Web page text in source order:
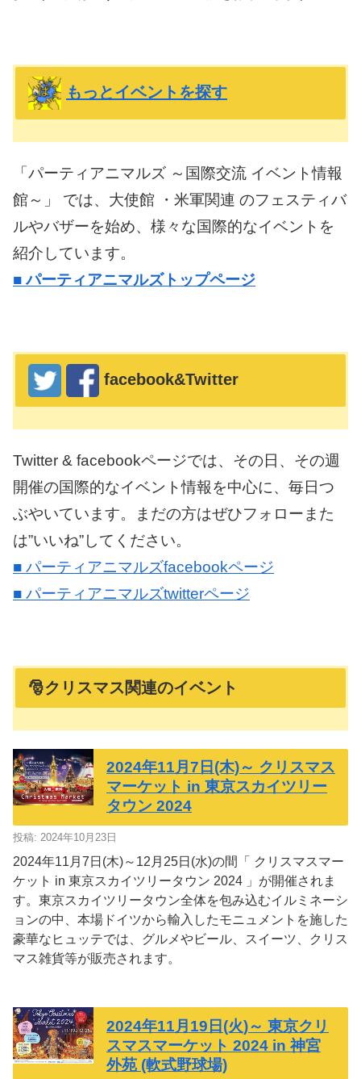
もっとイベントを探す
「パーティアニマルズ ～国際交流 イベント情報
館～」 では、大使館 ・米軍関連 のフェスティバ
ルやバザーを始め、様々な国際的なイベントを
紹介しています。
■パーティアニマルズトップページ
facebook&Twitter
Twitter & facebookページでは、その日、その週
開催の国際的なイベント情報を中心に、毎日つ
ぶやいています。まだの方はぜひフォローまた
は”いいね”してください。
■ パーティアニマルズfacebookページ
■ パーティアニマルズtwitterページ
🎅クリスマス関連のイベント
2024年11月7日(木)～ クリスマス
マーケット in 東京スカイツリー
タウン 2024
投稿: 2024年10月23日
2024年11月7日(木)～12月25日(水)の間「 クリスマスマー
ケット in 東京スカイツリータウン 2024 」が開催されま
す。東京スカイツリータウン全体を包み込むイルミネーシ
ョンの中、本場ドイツから輸入したモニュメントを施した
豪華なヒュッテでは、グルメやビール、スイーツ、クリス
マス雑貨等が販売されます。
2024年11月19日(火)～ 東京クリ
スマスマーケット 2024 in 神宮
外苑 (軟式野球場)